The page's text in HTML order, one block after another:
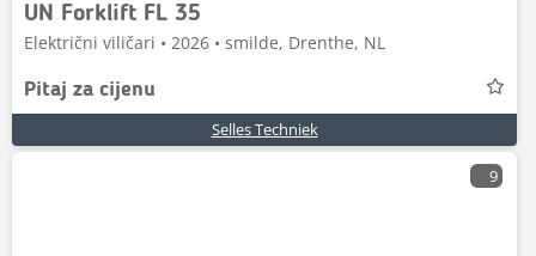
UN Forklift FL 35
Električni viličari • 2026 • smilde, Drenthe, NL
Pitaj za cijenu
Selles Techniek
9